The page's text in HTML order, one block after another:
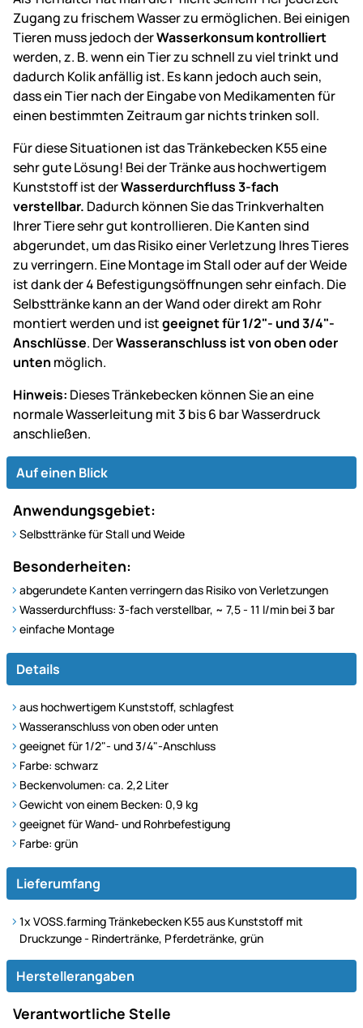
Zugang zu frischem Wasser zu ermöglichen. Bei einigen
Tieren muss jedoch derWasserkonsum kontrolliert
werden, z. B. wenn ein Tier zu schnell zu viel trinkt und
dadurch Kolik anfällig ist. Es kann jedoch auch sein,
dass ein Tier nach der Eingabe von Medikamenten für
einen bestimmten Zeitraum gar nichts trinken soll.
Für diese Situationen ist das Tränkebecken K55 eine
sehr gute Lösung! Bei der Tränke aus hochwertigem
Kunststoff ist derWasserdurchfluss 3-fach
verstellbar. Dadurch können Sie das Trinkverhalten
Ihrer Tiere sehr gut kontrollieren. Die Kanten sind
abgerundet, um das Risiko einer Verletzung Ihres Tieres
zu verringern. Eine Montage im Stall oder auf der Weide
ist dank der 4 Befestigungsöffnungen sehr einfach. Die
Selbsttränke kann an der Wand oder direkt am Rohr
montiert werden und istgeeignet für 1/2"- und 3/4"-
Anschlüsse. DerWasseranschluss ist von oben oder
unten möglich.
Hinweis: Dieses Tränkebecken können Sie an eine
normale Wasserleitung mit 3 bis 6 bar Wasserdruck
anschließen.
Auf einen Blick
Anwendungsgebiet:
Selbsttränke für Stall und Weide
Besonderheiten:
abgerundete Kanten verringern das Risiko von Verletzungen
Wasserdurchfluss: 3-fach verstellbar, ~ 7,5 - 11 l/min bei 3 bar
einfache Montage
Details
aus hochwertigem Kunststoff, schlagfest
Wasseranschluss von oben oder unten
geeignet für 1/2"- und 3/4"-Anschluss
Farbe: schwarz
Beckenvolumen: ca. 2,2 Liter
Gewicht von einem Becken: 0,9 kg
geeignet für Wand- und Rohrbefestigung
Farbe: grün
Lieferumfang
1x VOSS.farming Tränkebecken K55 aus Kunststoff mit
Druckzunge - Rindertränke, Pferdetränke, grün
Herstellerangaben
Verantwortliche Stelle